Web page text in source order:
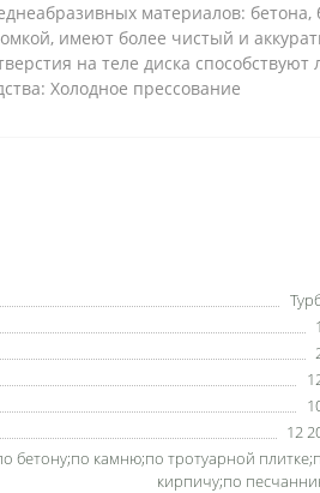
материалов:
имеют более чистый и
на теле диска
Холодное прессование
12
бетону;по камню;по тротуарной
кирпичу;по